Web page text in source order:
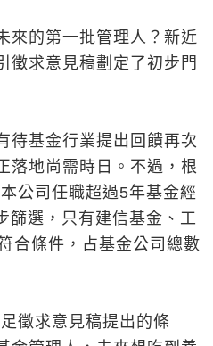
來的第一批管理人？新近
徵求意見稿劃定了初步門
待基金行業提出回饋再次
落地尚需時日。不過，根
公司任職超過5年基金經
篩選，只有建信基金、工
合條件，占基金公司總數
徵求意見稿提出的條